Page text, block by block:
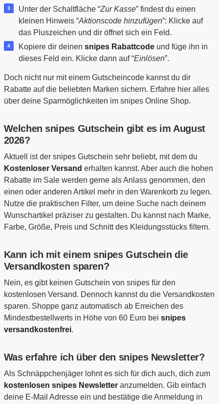
Unter der Schaltfläche “Zur Kasse” findest du einen
kleinen Hinweis “Aktionscode hinzufügen”: Klicke auf
das Pluszeichen und dir öffnet sich ein Feld.
Kopiere dir deinen snipes Rabattcodeund füge ihn in
dieses Feld ein. Klicke dann auf “Einlösen”.
Doch nicht nur mit einem Gutscheincode kannst du dir
Rabatte auf die beliebten Marken sichern. Erfahre hier alles
über deine Sparmöglichkeiten im snipes Online Shop.
Welchen snipes Gutschein gibt es im August
2026?
Aktuell ist der snipes Gutschein sehr beliebt, mit dem du
Kostenloser Versand erhalten kannst. Aber auch die hohen
Rabatte im Sale werden gerne als Anlass genommen, den
einen oder anderen Artikel mehr in den Warenkorb zu legen.
Nutze die praktischen Filter, um deine Suche nach deinem
Wunschartikel präziser zu gestalten. Du kannst nach Marke,
Farbe, Größe, Preis und Schnitt des Kleidungsstücks filtern.
Kann ich mit einem snipes Gutschein die
Versandkosten sparen?
Nein, es gibt keinen Gutschein von snipes für den
kostenlosen Versand. Dennoch kannst du die Versandkosten
sparen. Shoppe ganz automatisch ab Erreichen des
Mindestbestellwerts in Höhe von 60 Euro bei snipes
versandkostenfrei.
Was erfahre ich über den snipes Newsletter?
Als Schnäppchenjäger lohnt es sich für dich auch, dich zum
kostenlosen snipes Newsletteranzumelden. Gib einfach
deine E-Mail Adresse ein und bestätige die Anmeldung in